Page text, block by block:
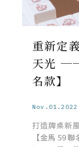
重新定
天光
名款】
Nov.01.2022
打造牌桌新
【金馬 59